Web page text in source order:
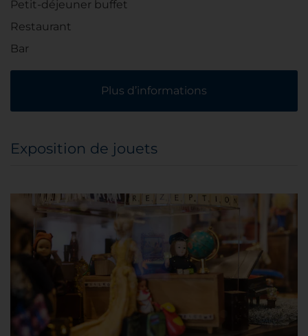
Petit-déjeuner buffet
Restaurant
Bar
Plus d’informations
Exposition de jouets